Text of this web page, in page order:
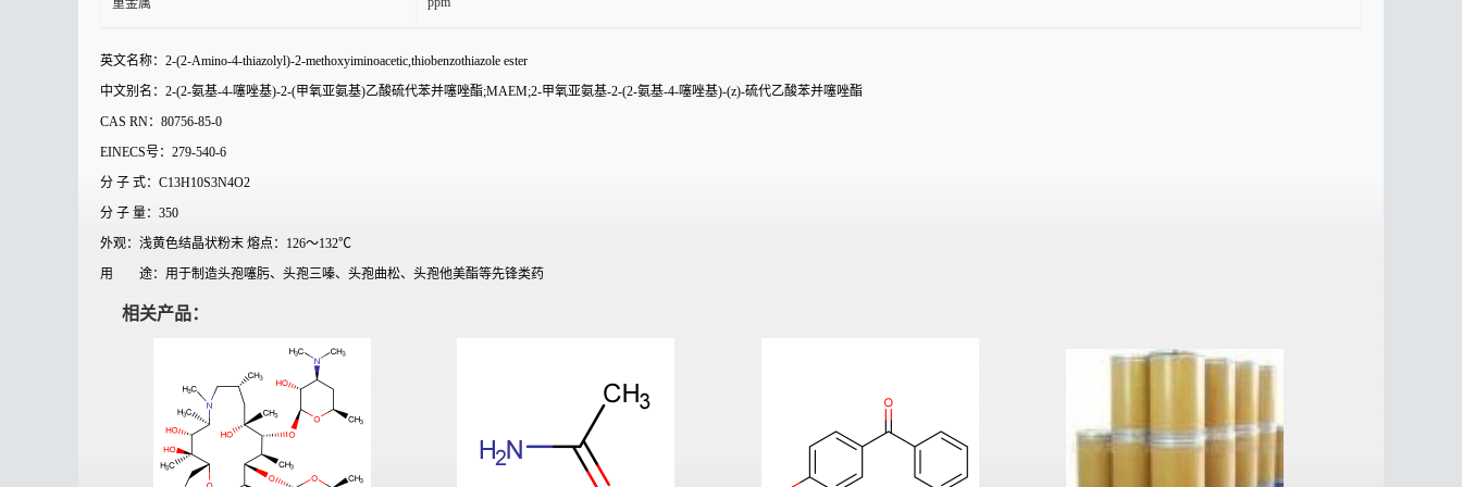
英文名称：2-(2-Amino-4-thiazolyl)-2-methoxyiminoacetic,thiobenzothiazole ester
中文别名：2-(2-氨基-4-噻唑基)-2-(甲氧亚氨基)乙酸硫代苯并噻唑酯;MAEM;2-甲氧亚氨基-2-(2-氨基-4-噻唑基)-(z)-硫代乙酸苯并噻唑酯
CAS RN：80756-85-0
EINECS号：279-540-6
分 子 式：C13H10S3N4O2
分 子 量：350
外观：浅黄色结晶状粉末 熔点：126～132℃
用 途：用于制造头孢噻肟、头孢三嗪、 头孢曲松、头孢他美酯等先锋类药
相关产品：